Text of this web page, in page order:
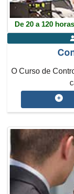
De 20 a 120 horas
O Curso de